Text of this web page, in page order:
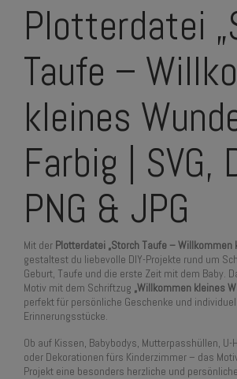
Plotterdatei
Taufe –
kleines
Farbig | SVG,
PNG & JPG
Mit der Plotterdatei „Storch Taufe – Willkommen
gestaltest du liebevolle DIY-Projekte rund um
Geburt, Taufe und die erste Zeit mit dem Baby.
Motiv mit dem Schriftzug „Willkommen kleines
perfekt für persönliche Geschenke und
Erinnerungsstücke.
Ob auf Kissen, Babybodys, Mutterpasshüllen, U-
oder Dekorationen fürs Kinderzimmer – das
Projekt eine besonders herzliche und